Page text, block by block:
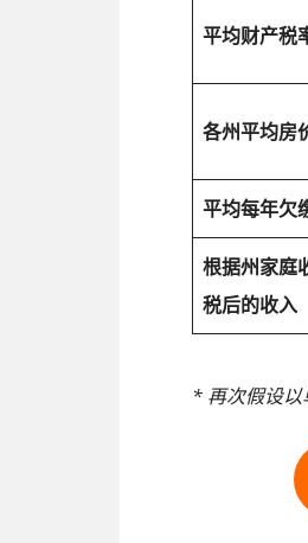
平均财产税
各州平均房
平均每年欠
根据州家庭
税后的收入
* 再次假设以